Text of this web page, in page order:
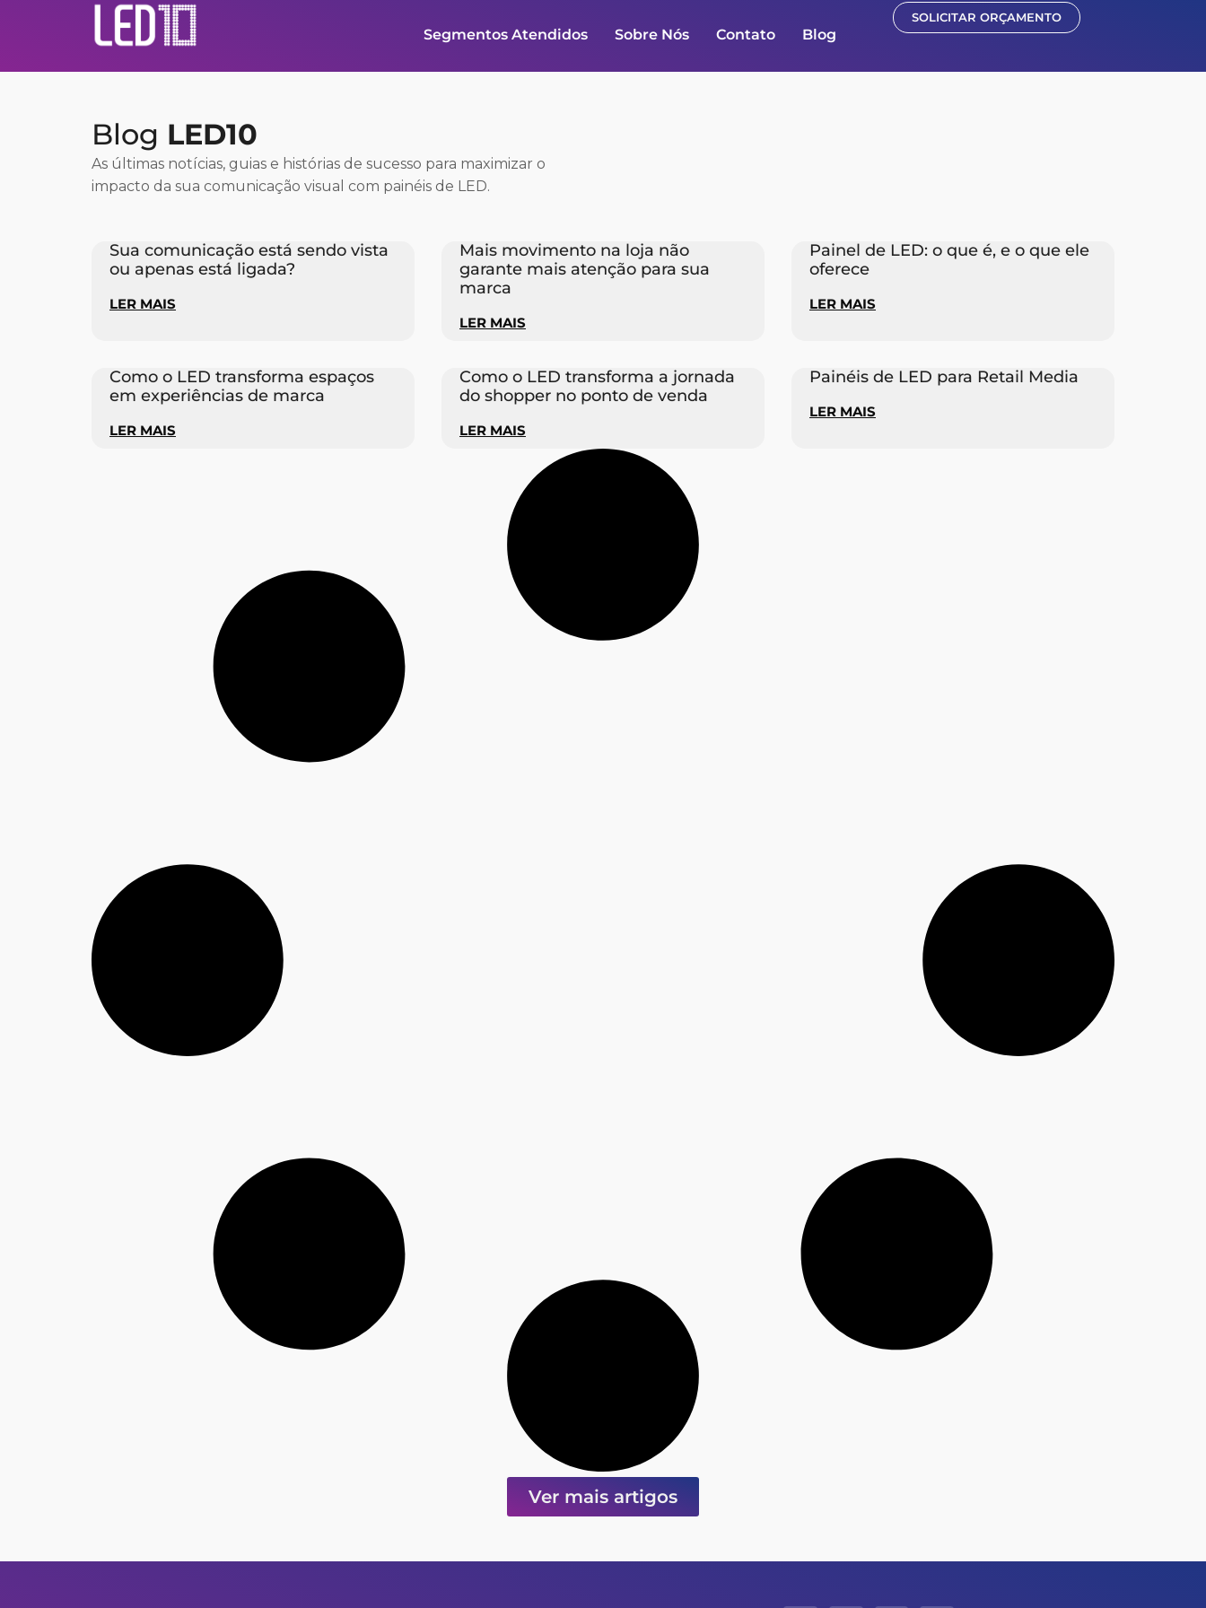
Segmentos Atendidos Sobre Nós Contato Blog
SOLICITAR ORÇAMENTO
Blog LED10
As últimas notícias, guias e histórias de sucesso para maximizar o
impacto da sua comunicação visual com painéis de LED.
Sua comunicação está sendo vista
ou apenas está ligada?
LER MAIS
Mais movimento na loja não
garante mais atenção para sua
marca
LER MAIS
Painel de LED: o que é, e o que ele
oferece
LER MAIS
Como o LED transforma espaços
em experiências de marca
LER MAIS
Como o LED transforma a jornada
do shopper no ponto de venda
LER MAIS
Painéis de LED para Retail Media
LER MAIS
Ver mais artigos